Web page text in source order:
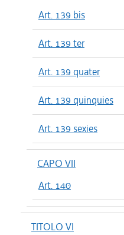
Art. 139 bis
Art. 139 ter
Art. 139 quater
Art. 139 quinquies
Art. 139 sexies
CAPO VII
Art. 140
TITOLO VI